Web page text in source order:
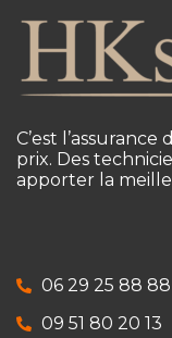
C’est
prix. Des
apporter la
06 29 25 88 88
09 51 80 20 13